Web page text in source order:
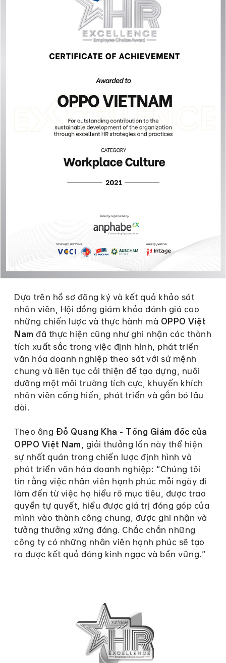
Dựa trên hồ sơ đăng ký và kết quả khảo sát
nhân viên, Hội đồng giám khảo đánh giá cao
những chiến lược và thực hành mà OPPO Việt
Nam đã thực hiện cũng như ghi nhận các thành
tích xuất sắc trong việc định hình, phát triển
văn hóa doanh nghiệp theo sát với sứ mệnh
chung và liên tục cải thiện để tạo dựng, nuôi
dưỡng một môi trường tích cực, khuyến khích
nhân viên cống hiến, phát triển và gắn bó lâu
dài.
Theo ông Đỗ Quang Kha - Tổng Giám đốc của
OPPO Việt Nam , giải thưởng lần này thể hiện
sự nhất quán trong chiến lược định hình và
phát triển văn hóa doanh nghiệp: “Chúng tôi
tin rằng việc nhân viên hạnh phúc mỗi ngày đi
làm đến từ việc họ hiểu rõ mục tiêu, được trao
quyền tự quyết, hiểu được giá trị đóng góp của
mình vào thành công chung, được ghi nhận và
tưởng thưởng xứng đáng. Chắc chắn những
công ty có những nhân viên hạnh phúc sẽ tạo
ra được kết quả đáng kinh ngạc và bền vững.”